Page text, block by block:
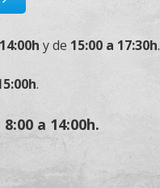
y de 15:00 a 17:30h.
.
a 14:00h.